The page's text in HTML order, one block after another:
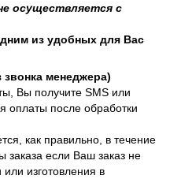
осуществляется с
из удобных для Вас
звонка менеджера)
Вы получите SMS или
оплаты после обработки
как правильно, в течение
заказа если Ваш заказ не
изготовления в